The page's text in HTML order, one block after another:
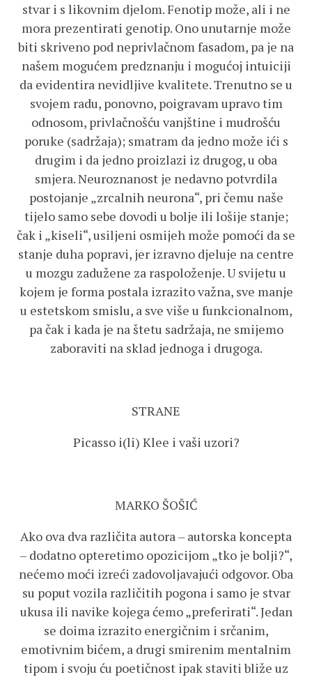
stvar i s likovnim djelom. Fenotip može, ali i ne
mora prezentirati genotip. Ono unutarnje može
biti skriveno pod neprivlačnom fasadom, pa je na
našem mogućem predznanju i mogućoj intuiciji
da evidentira nevidljive kvalitete. Trenutno se u
svojem radu, ponovno, poigravam upravo tim
odnosom, privlačnošću vanjštine i mudrošću
poruke (sadržaja); smatram da jedno može ići s
drugim i da jedno proizlazi iz drugog, u oba
smjera. Neuroznanost je nedavno potvrdila
postojanje „zrcalnih neurona“, pri čemu naše
tijelo samo sebe dovodi u bolje ili lošije stanje;
čak i „kiseli“, usiljeni osmijeh može pomoći da se
stanje duha popravi, jer izravno djeluje na centre
u mozgu zadužene za raspoloženje. U svijetu u
kojem je forma postala izrazito važna, sve manje
u estetskom smislu, a sve više u funkcionalnom,
pa čak i kada je na štetu sadržaja, ne smijemo
zaboraviti na sklad jednoga i drugoga.
STRANE
Picasso i(li) Klee i vaši uzori?
MARKO ŠOŠIĆ
Ako ova dva različita autora – autorska koncepta
– dodatno opteretimo opozicijom „tko je bolji?“,
nećemo moći izreći zadovoljavajući odgovor. Oba
su poput vozila različitih pogona i samo je stvar
ukusa ili navike kojega ćemo „preferirati“. Jedan
se doima izrazito energičnim i srčanim,
emotivnim bićem, a drugi smirenim mentalnim
tipom i svoju ću poetičnost ipak staviti bliže uz